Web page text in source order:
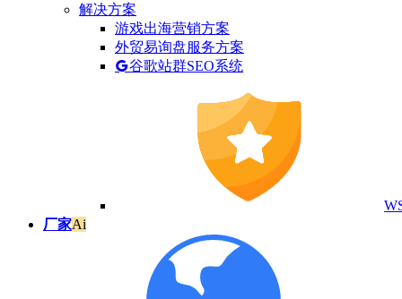
解决方案
游戏出海营销方案
外贸易询盘服务方案
谷歌站群SEO系统
厂家Ai